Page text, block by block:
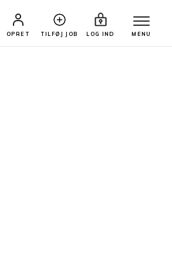
OPRET TILFØJ JOB LOG IND MENU